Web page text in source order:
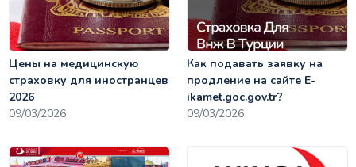
Цены на медицинскую
страховку для иностранцев
2026
09/03/2026
Как подавать заявку на
продление на сайте E-
ikamet.goc.gov.tr?
09/03/2026